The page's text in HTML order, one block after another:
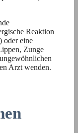
Reaktion
oder eine
Zunge
Arzt wenden.